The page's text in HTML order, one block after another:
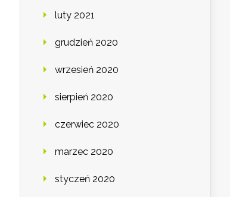
luty 2021
grudzień 2020
wrzesień 2020
sierpień 2020
czerwiec 2020
marzec 2020
styczeń 2020